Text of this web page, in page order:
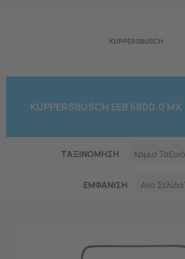
KUPPERSBUSCH EEB 6800.0 MX
ΤΑΞΙΝΟΜΗΣΗ Καμία
ΕΜΦΑNΙΣΗ Ανα Σελίδα